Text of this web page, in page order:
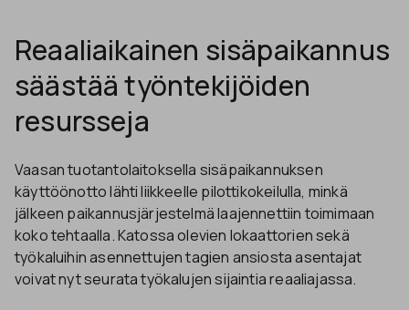
Reaaliaikainen sisäpaikannus
säästää työntekijöiden
resursseja
Vaasan tuotantolaitoksella sisäpaikannuksen
käyttöönotto lähti liikkeelle pilottikokeilulla, minkä
jälkeen paikannusjärjestelmä laajennettiin toimimaan
koko tehtaalla. Katossa olevien lokaattorien sekä
työkaluihin asennettujen tagien ansiosta asentajat
voivat nyt seurata työkalujen sijaintia reaaliajassa.